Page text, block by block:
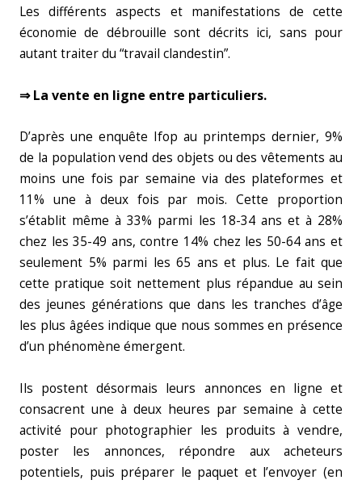
Les différents aspects et manifestations de cette
économie de débrouille sont décrits ici, sans pour
autant traiter du “travail clandestin”.
⇒ La vente en ligne entre particuliers.
D’après une enquête Ifop au printemps dernier, 9%
de la population vend des objets ou des vêtements au
moins une fois par semaine via des plateformes et
11% une à deux fois par mois. Cette proportion
s’établit même à 33% parmi les 18-34 ans et à 28%
chez les 35-49 ans, contre 14% chez les 50-64 ans et
seulement 5% parmi les 65 ans et plus. Le fait que
cette pratique soit nettement plus répandue au sein
des jeunes générations que dans les tranches d’âge
les plus âgées indique que nous sommes en présence
d’un phénomène émergent.
Ils postent désormais leurs annonces en ligne et
consacrent une à deux heures par semaine à cette
activité pour photographier les produits à vendre,
poster les annonces, répondre aux acheteurs
potentiels, puis préparer le paquet et l’envoyer (en